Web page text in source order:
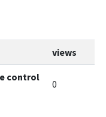
views
control
0